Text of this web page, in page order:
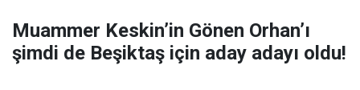
Muammer Keskin’in Gönen Orhan’ı
şimdi de Beşiktaş için aday adayı oldu!